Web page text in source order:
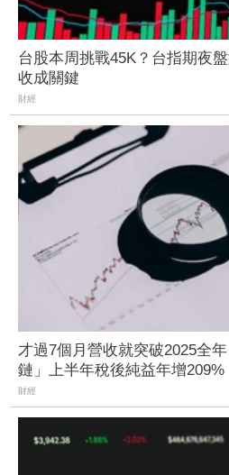
台股本周挑戰45K？台指期夜
收成關鍵
財經
才過7個月營收就突破2025全
鏈」上半年稅後純益年增
財經